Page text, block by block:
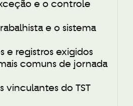
e o controle
e o sistema
e registros exigidos
comuns de jornada
vinculantes do TST